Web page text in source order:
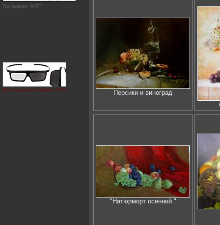
Top галереи "АРТ"
Как создаётся эффект 3D?
Персики и виноград
"Натюрморт осенний."